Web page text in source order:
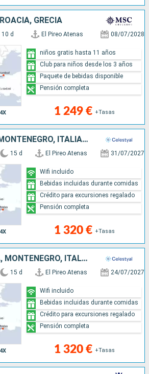
GRECIA
10 d El Pireo Atenas 08/07/2028
1 249 € +Tasas
niños gratis hasta 11 años
Club para niños desde los 3 años
Paquete de bebidas disponible
Pensión completa
GRECIA, CROACIA, MONTENEGRO, ITALIA, TURQUÍA
15 d El Pireo Atenas 31/07/2027
1 320 € +Tasas
Wifi incluido
Bebidas incluidas durante comidas
Crédito para excursiones regalado
Pensión completa
TURQUÍA, CROACIA, MONTENEGRO, ITALIA, GRECIA
15 d El Pireo Atenas 24/07/2027
1 320 € +Tasas
Wifi incluido
Bebidas incluidas durante comidas
Crédito para excursiones regalado
Pensión completa